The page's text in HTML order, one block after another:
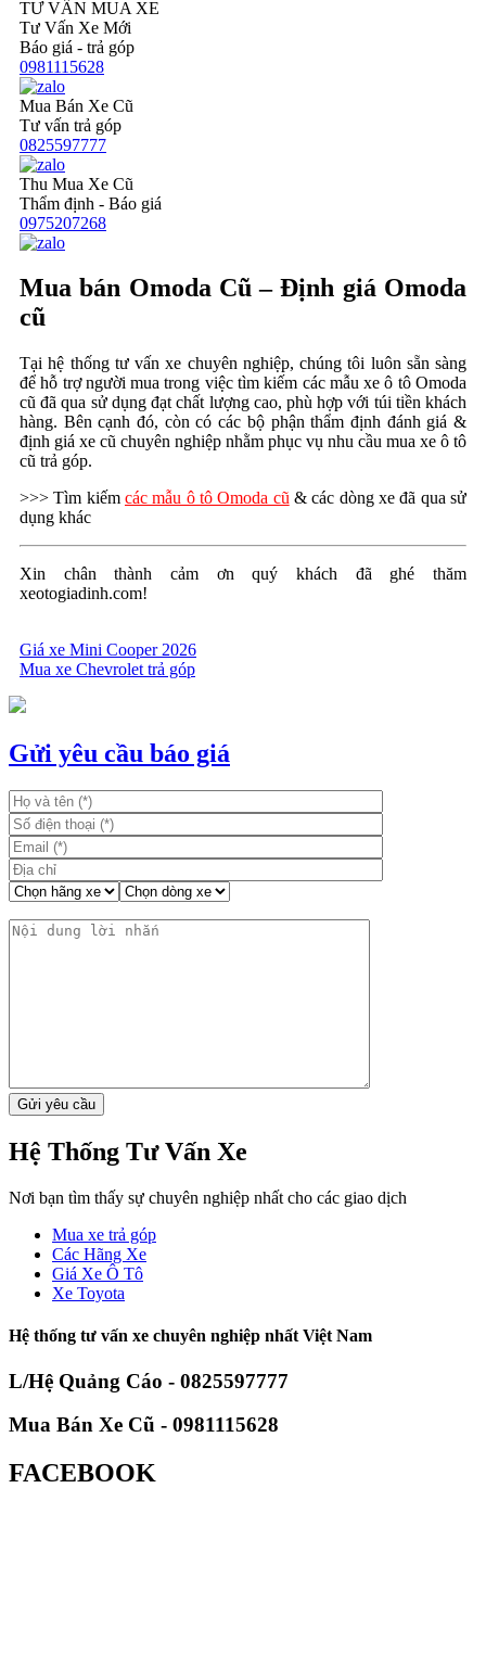
TƯ VẤN MUA XE
Tư Vấn Xe Mới
Báo giá - trả góp
0981115628
Mua Bán Xe Cũ
Tư vấn trả góp
0825597777
Thu Mua Xe Cũ
Thẩm định - Báo giá
0975207268
Mua bán Omoda Cũ – Định giá Omoda
cũ
Tại hệ thống tư vấn xe chuyên nghiệp, chúng tôi luôn sẵn sàng
để hỗ trợ người mua trong việc tìm kiếm các mẫu xe ô tô Omoda
cũ đã qua sử dụng đạt chất lượng cao, phù hợp với túi tiền khách
hàng. Bên cạnh đó, còn có các bộ phận thẩm định đánh giá &
định giá xe cũ chuyên nghiệp nhằm phục vụ nhu cầu mua xe ô tô
cũ trả góp.
>>> Tìm kiếm các mẫu ô tô Omoda cũ & các dòng xe đã qua sử
dụng khác
Xin chân thành cảm ơn quý khách đã ghé thăm
xeotogiadinh.com!
Điều
hướng
viết
Giá xe Mini Cooper 2026
Mua xe Chevrolet trả góp
Gửi yêu cầu báo giá
Hệ Thống Tư Vấn Xe
Nơi bạn tìm thấy sự chuyên nghiệp nhất cho các giao dịch
Mua xe trả góp
Các Hãng Xe
Giá Xe Ô Tô
Xe Toyota
Hệ thống tư vấn xe chuyên nghiệp nhất Việt Nam
L/Hệ Quảng Cáo - 0825597777
Mua Bán Xe Cũ - 0981115628
FACEBOOK